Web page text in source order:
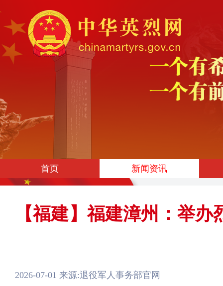
首页 新闻资讯
【福建】福建漳州：举
2026-07-01 来源:退役军人事务部官网